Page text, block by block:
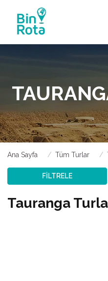
Ana Sayfa Tüm Turlar
FİLTRELE
Tauranga